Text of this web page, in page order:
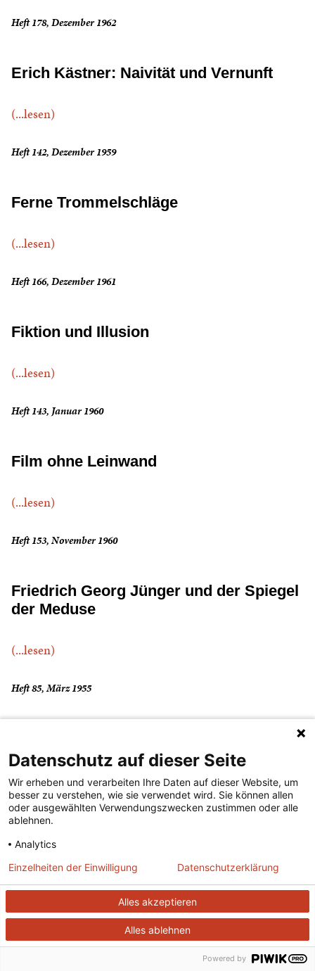
Heft 178, Dezember 1962
Erich Kästner: Naivität und Vernunft
(...lesen)
Heft 142, Dezember 1959
Ferne Trommelschläge
(...lesen)
Heft 166, Dezember 1961
Fiktion und Illusion
(...lesen)
Heft 143, Januar 1960
Film ohne Leinwand
(...lesen)
Heft 153, November 1960
Friedrich Georg Jünger und der Spiegel
der Meduse
(...lesen)
Heft 85, März 1955
(...lesen)
Heft 49, März 1952
Föhn
(...lesen)
Heft 114, August 1957
Datenschutz auf dieser Seite
Wir erheben und verarbeiten Ihre Daten auf dieser Website, um
besser zu verstehen, wie sie verwendet wird. Sie können allen
oder ausgewählten Verwendungszwecken zustimmen oder alle
ablehnen.
Analytics
Alles akzeptieren
Alles ablehnen
Einzelheiten der Einwilligung Datenschutzerklärung
Powered by